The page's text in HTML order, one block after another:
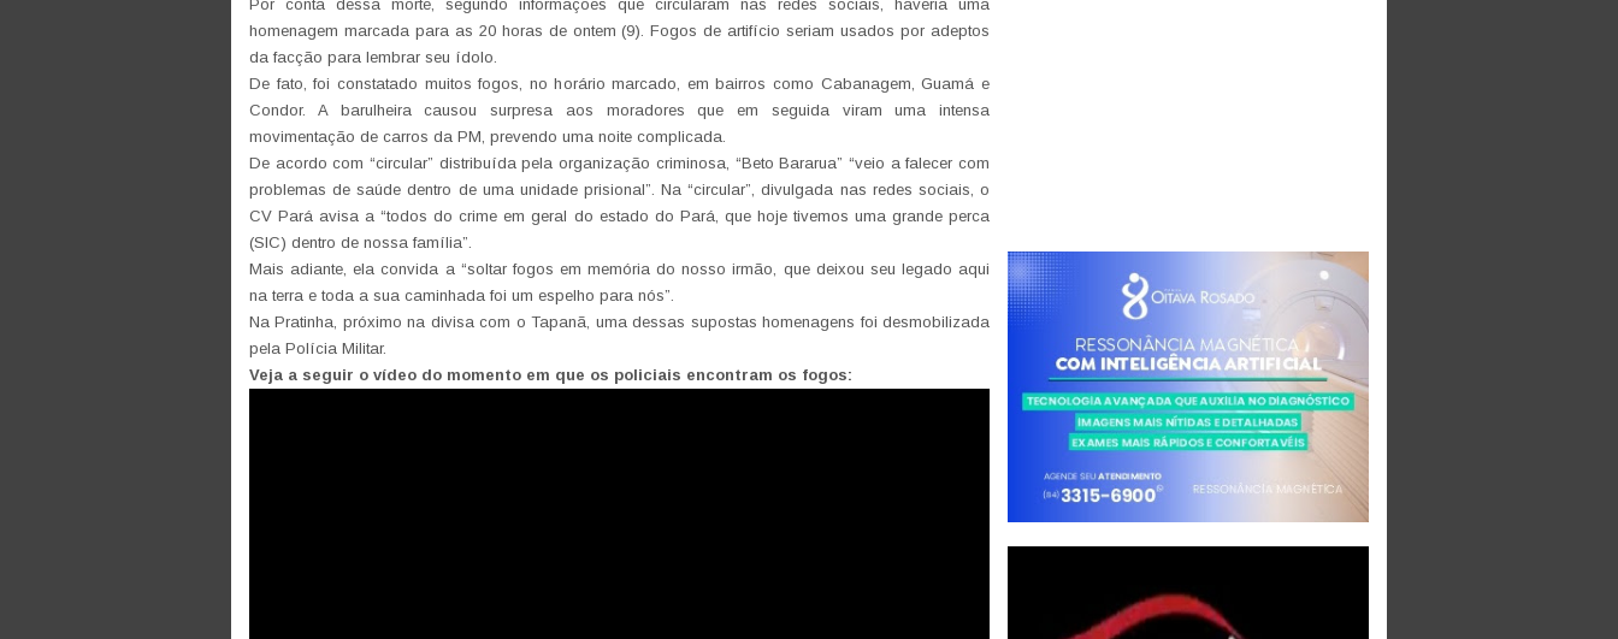
Por conta dessa morte, segundo informações que circularam nas redes sociais, haveria uma
homenagem marcada para as 20 horas de ontem (9). Fogos de artifício seriam usados por adeptos
da facção para lembrar seu ídolo.
De fato, foi constatado muitos fogos, no horário marcado, em bairros como Cabanagem, Guamá e
Condor. A barulheira causou surpresa aos moradores que em seguida viram uma intensa
movimentação de carros da PM, prevendo uma noite complicada.
De acordo com “circular” distribuída pela organização criminosa, “Beto Bararua” “veio a falecer com
problemas de saúde dentro de uma unidade prisional”. Na “circular”, divulgada nas redes sociais, o
CV Pará avisa a “todos do crime em geral do estado do Pará, que hoje tivemos uma grande perca
(SIC) dentro de nossa família”.
Mais adiante, ela convida a “soltar fogos em memória do nosso irmão, que deixou seu legado aqui
na terra e toda a sua caminhada foi um espelho para nós”.
Na Pratinha, próximo na divisa com o Tapanã, uma dessas supostas homenagens foi desmobilizada
pela Polícia Militar.
Veja a seguir o vídeo do momento em que os policiais encontram os fogos: